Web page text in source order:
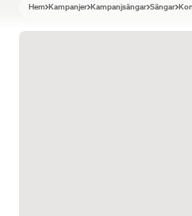
Hem Kampanjer Kampanjsängar Sängar